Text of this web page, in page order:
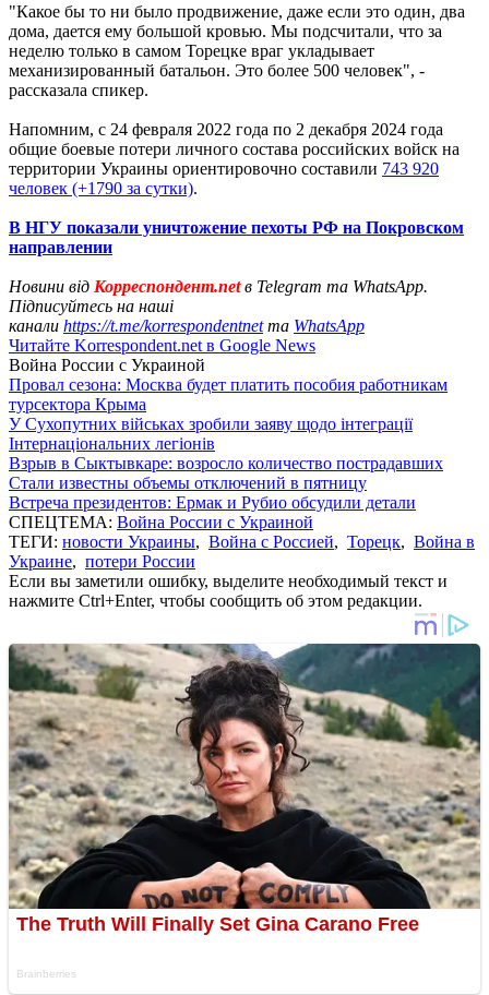
"Какое бы то ни было продвижение, даже если это один, два
дома, дается ему большой кровью. Мы подсчитали, что за
неделю только в самом Торецке враг укладывает
механизированный батальон. Это более 500 человек", -
рассказала спикер.
Напомним, с 24 февраля 2022 года по 2 декабря 2024 года
общие боевые потери личного состава российских войск на
территории Украины ориентировочно составили 743 920
человек (+1790 за сутки).
В НГУ показали уничтожение пехоты РФ на Покровском
направлении
Новини від Корреспондент.netв Telegram та WhatsApp.
Підписуйтесь на наші
канали https://t.me/korrespondentnetта WhatsApp
Читайте Korrespondent.net в Google News
Война России с Украиной
Провал сезона: Москва будет платить пособия работникам
турсектора Крыма
У Сухопутних військах зробили заяву щодо інтеграції
Інтернаціональних легіонів
Взрыв в Сыктывкаре: возросло количество пострадавших
Стали известны объемы отключений в пятницу
Встреча президентов: Ермак и Рубио обсудили детали
СПЕЦТЕМА: Война России с Украиной
ТЕГИ: новости Украины, Война с Россией, Торецк, Война в
Украине, потери России
Если вы заметили ошибку, выделите необходимый текст и
нажмите Ctrl+Enter, чтобы сообщить об этом редакции.